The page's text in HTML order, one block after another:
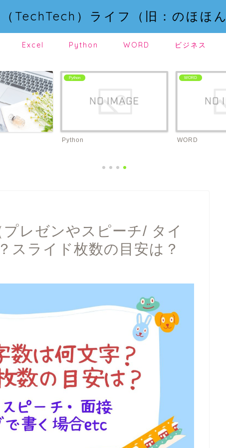
TechTech）ライフ（旧：のほほん
Excel Python WORD ビジネス
Python
Python
WORD
WORD
レゼンやスピーチ/ タイ
スライド枚数の目安は？